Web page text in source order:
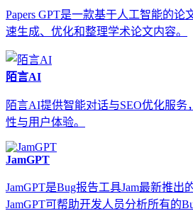
Papers GPT是一款基于人工智能的
速生成、优化和整理学术论文内容。
陌言AI
陌言AI提供智能对话与SEO优化服务
性与用户体验。
JamGPT
JamGPT是Bug报告工具Jam最新推出
JamGPT可帮助开发人员分析所有的